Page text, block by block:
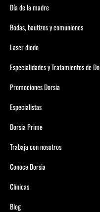
Día de la madre
Bodas, bautizos y comuniones
Laser diodo
Especialidades y Tratamientos de
Promociones Dorsia
Especialistas
Dorsia Prime
Trabaja con nosotros
Conoce Dorsia
Clínicas
Blog